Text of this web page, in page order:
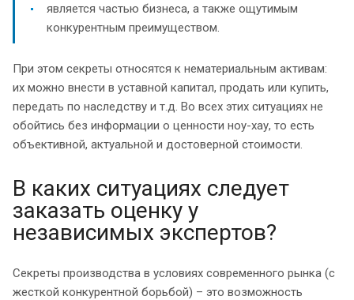
является частью бизнеса, а также ощутимым
конкурентным преимуществом.
При этом секреты относятся к нематериальным активам:
их можно внести в уставной капитал, продать или купить,
передать по наследству и т.д. Во всех этих ситуациях не
обойтись без информации о ценности ноу-хау, то есть
объективной, актуальной и достоверной стоимости.
В каких ситуациях следует
заказать оценку у
независимых экспертов?
Секреты производства в условиях современного рынка (с
жесткой конкурентной борьбой) – это возможность